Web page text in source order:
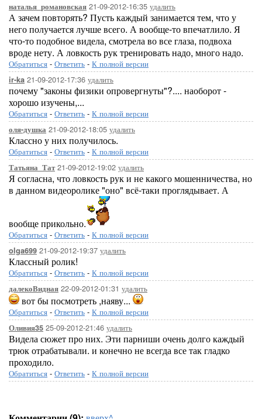
наталья_романовская 21-09-2012-16:35 удалить
А зачем повторять? Пусть каждый занимается тем, что у
него получается лучше всего. А вообще-то впечатлило. Я
что-то подобное видела, смотрела во все глаза, подвоха
вроде нету. А ловкость рук тренировать надо, много надо.
Обратиться - Ответить - К полной версии
ir-ka 21-09-2012-17:36 удалить
почему "законы физики опровергнуты"?.... наоборот -
хорошо изучены,...
Обратиться - Ответить - К полной версии
оля-душка 21-09-2012-18:05 удалить
Классно у них получилось.
Обратиться - Ответить - К полной версии
Татьяна_Тат21-09-2012-19:02 удалить
Я согласна, что ловкость рук и не какого мошенничества, но
в данном видеоролике "оно" всё-таки проглядывает. А
вообще прикольно.
Обратиться - Ответить - К полной версии
olga699 21-09-2012-19:37 удалить
Классный ролик!
Обратиться - Ответить - К полной версии
далекоВидная 22-09-2012-01:31 удалить
вот бы посмотреть ,наяву...
Обратиться - Ответить - К полной версии
Оливия35 25-09-2012-21:46 удалить
Видела сюжет про них. Эти парниши очень долго каждый
трюк отрабатывали. и конечно не всегда все так гладко
проходило.
Обратиться - Ответить - К полной версии